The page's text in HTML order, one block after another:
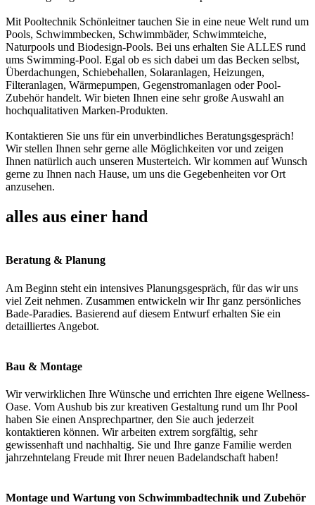
Mit Pooltechnik Schönleitner tauchen Sie in eine neue Welt rund um
Pools, Schwimmbecken, Schwimmbäder, Schwimmteiche,
Naturpools und Biodesign-Pools. Bei uns erhalten Sie ALLES rund
ums Swimming-Pool. Egal ob es sich dabei um das Becken selbst,
Überdachungen, Schiebehallen, Solaranlagen, Heizungen,
Filteranlagen, Wärmepumpen, Gegenstromanlagen oder Pool-
Zubehör handelt. Wir bieten Ihnen eine sehr große Auswahl an
hochqualitativen Marken-Produkten.
Kontaktieren Sie uns für ein unverbindliches Beratungsgespräch!
Wir stellen Ihnen sehr gerne alle Möglichkeiten vor und zeigen
Ihnen natürlich auch unseren Musterteich. Wir kommen auf Wunsch
gerne zu Ihnen nach Hause, um uns die Gegebenheiten vor Ort
anzusehen.
alles aus einer hand
Beratung & Planung
Am Beginn steht ein intensives Planungsgespräch, für das wir uns
viel Zeit nehmen. Zusammen entwickeln wir Ihr ganz persönliches
Bade-Paradies. Basierend auf diesem Entwurf erhalten Sie ein
detailliertes Angebot.
Bau & Montage
Wir verwirklichen Ihre Wünsche und errichten Ihre eigene Wellness-
Oase. Vom Aushub bis zur kreativen Gestaltung rund um Ihr Pool
haben Sie einen Ansprechpartner, den Sie auch jederzeit
kontaktieren können. Wir arbeiten extrem sorgfältig, sehr
gewissenhaft und nachhaltig. Sie und Ihre ganze Familie werden
jahrzehntelang Freude mit Ihrer neuen Badelandschaft haben!
Montage und Wartung von Schwimmbadtechnik und Zubehör